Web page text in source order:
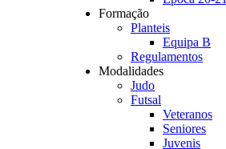
Formação
Planteis
Equipa B
Regulamentos
Modalidades
Judo
Futsal
Veteranos
Seniores
Juvenis